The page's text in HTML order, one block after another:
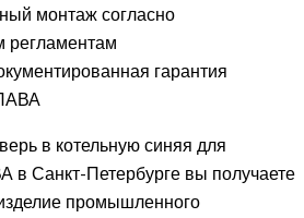
монтаж согласно
регламентам
гарантия
в котельную синяя для
в Санкт-Петербурге вы получаете
промышленного